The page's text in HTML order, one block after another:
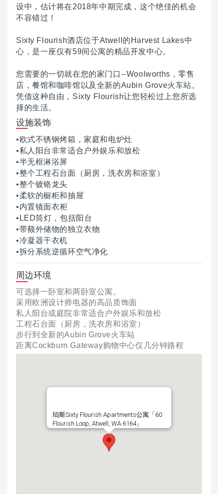
设中，估计将在2018年中期完成，这个绝佳的机会
不容错过！
Sixty Flourish酒店位于Atwell的Harvest Lakes中
心，是一座仅有59间公寓的精品开发中心。
您需要的一切就在您的家门口--Woolworths，零售
店，餐馆和咖啡馆以及全新的Aubin Grove火车站。
凭借这种自由，Sixty Flourish让您轻松过上您所选
择的生活。
设施装饰
•欧式不锈钢烤箱，家庭和电炉灶
•私人阳台非常适合户外娱乐和放松
•半无框淋浴屏
•整个工程石台面（厨房，洗衣房和浴室）
•整个镀铬龙头
•柔软的橱柜和抽屉
•内置镜面衣柜
•LED筒灯，包括阳台
•带额外储物的独立衣物
•冷凝器干衣机
•拆分系统逆循环空气净化
周边环境
可选择一卧室和两卧室公寓。
采用欧洲设计师电器的高品质饰面
私人阳台或庭院非常适合户外娱乐和放松
工程石台面（厨房，洗衣房和浴室）
步行到全新的Aubin Grove火车站
距离Cockburn Gateway购物中心仅几分钟路程
珀斯Sixty Flourish Apartments公寓「60
Flourish Loop, Atwell, WA 6164」